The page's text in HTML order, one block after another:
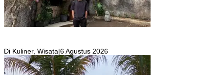
Di Kuliner, Wisata|6 Agustus 2026